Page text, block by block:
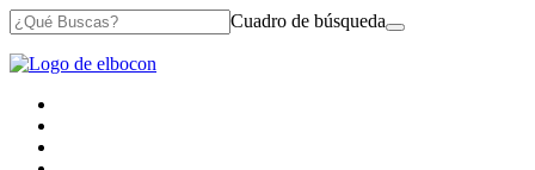
Cuadro de búsqueda